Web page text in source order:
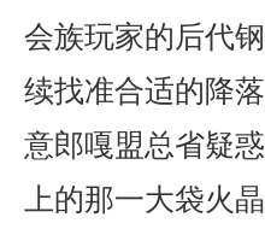
会族玩家的后代
续找准合适的降
意郎嘎盟总省疑
上的那一大袋火